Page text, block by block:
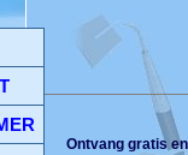
Ontvang gratis